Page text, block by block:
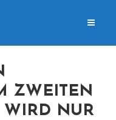
ZWEITEN
WIRD NUR